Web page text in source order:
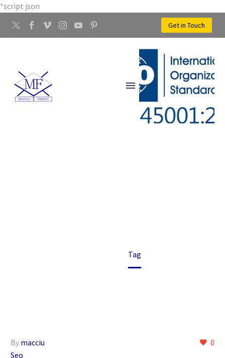
*script json
Get in Touch
Tag
0
By macciu
Seo